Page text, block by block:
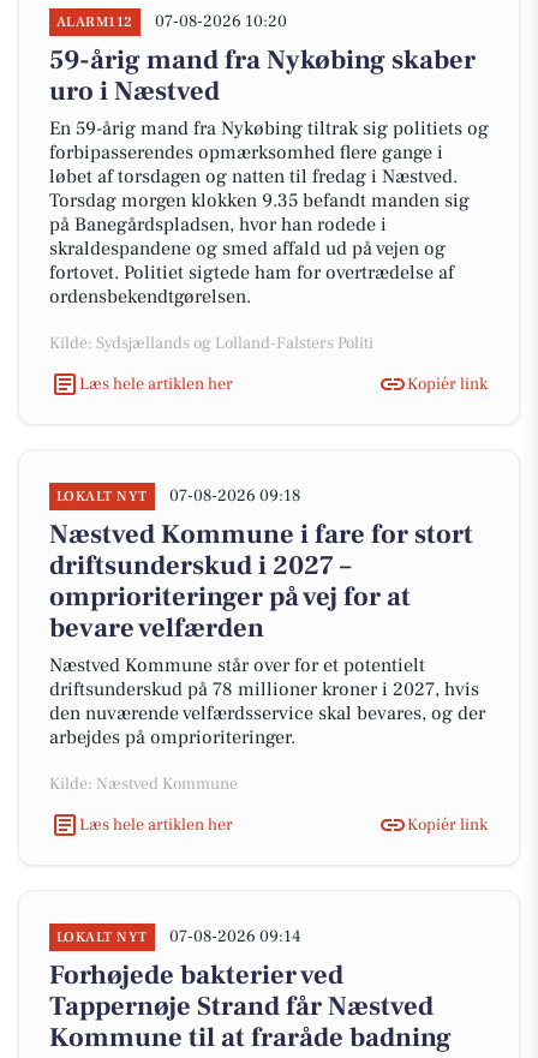
ALARM112 07-08-2026 10:20
59-årig mand fra Nykøbing skaber
uro i Næstved
En 59-årig mand fra Nykøbing tiltrak sig politiets og
forbipasserendes opmærksomhed flere gange i
løbet af torsdagen og natten til fredag i Næstved.
Torsdag morgen klokken 9.35 befandt manden sig
på Banegårdspladsen, hvor han rodede i
skraldespandene og smed affald ud på vejen og
fortovet. Politiet sigtede ham for overtrædelse af
ordensbekendtgørelsen.
Kilde: Sydsjællands og Lolland-Falsters Politi
Læs hele artiklen her
Kopiér link
LOKALT NYT 07-08-2026 09:18
Næstved Kommune i fare for stort
driftsunderskud i 2027 –
omprioriteringer på vej for at
bevare velfærden
Næstved Kommune står over for et potentielt
driftsunderskud på 78 millioner kroner i 2027, hvis
den nuværende velfærdsservice skal bevares, og der
arbejdes på omprioriteringer.
Kilde: Næstved Kommune
Læs hele artiklen her
Kopiér link
LOKALT NYT 07-08-2026 09:14
Forhøjede bakterier ved
Tappernøje Strand får Næstved
Kommune til at fraråde badning